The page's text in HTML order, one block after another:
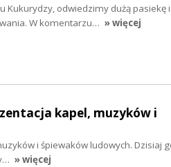
Kukurydzy, odwiedzimy dużą pasiekę i
W komentarzu… » więcej
kapel, muzyków i
i śpiewaków ludowych. Dzisiaj
» więcej